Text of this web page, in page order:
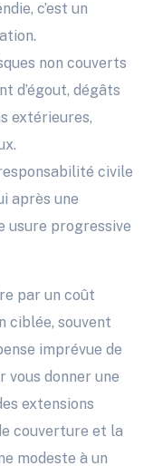
c’est un
non couverts
d’égout, dégâts
extérieures,
civile
après une
usure progressive
par un coût
ciblée, souvent
imprévue de
vous donner une
extensions
couverture et la
modeste à un